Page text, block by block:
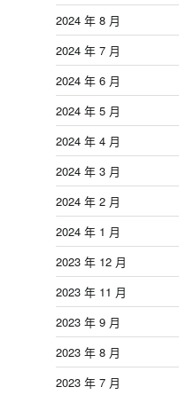
2024 年 8 月
2024 年 7 月
2024 年 6 月
2024 年 5 月
2024 年 4 月
2024 年 3 月
2024 年 2 月
2024 年 1 月
2023 年 12 月
2023 年 11 月
2023 年 9 月
2023 年 8 月
2023 年 7 月